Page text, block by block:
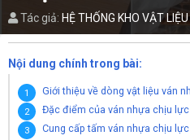
Tác giả: HỆ THỐNG KHO VẬT
Nội dung chính trong bài:
Giới thiệu về dòng vật liệu ván
Đặc điểm của ván nhựa chịu lực
Cung cấp tấm ván nhựa chịu